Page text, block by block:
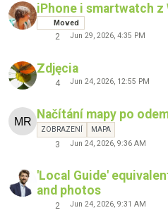
iPhone i smartwatch z
Moved
2 Jun 29, 2026, 4:35 PM
Zdjęcia
4 Jun 24, 2026, 12:55 PM
Načítání mapy po
ZOBRAZENÍ MAPA
3 Jun 24, 2026, 9:36 AM
'Local Guide'
and photos
2 Jun 24, 2026, 9:31 AM